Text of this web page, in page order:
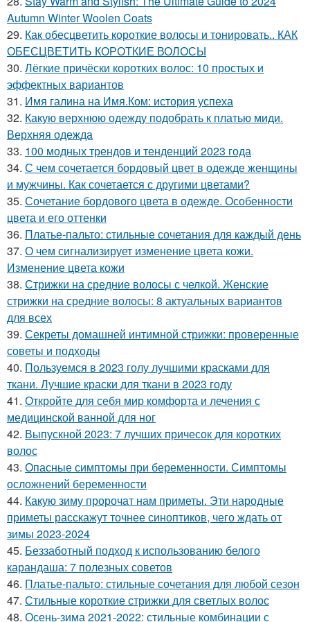
Autumn Winter Woolen Coats
29. Как обесцветить короткие волосы и тонировать.. КАК
ОБЕСЦВЕТИТЬ КОРОТКИЕ ВОЛОСЫ
30. Лёгкие причёски коротких волос: 10 простых и
эффектных вариантов
31. Имя галина на Имя.Ком: история успеха
32. Какую верхнюю одежду подобрать к платью миди.
Верхняя одежда
33. 100 модных трендов и тенденций 2023 года
34. С чем сочетается бордовый цвет в одежде женщины
и мужчины. Как сочетается с другими цветами?
35. Сочетание бордового цвета в одежде. Особенности
цвета и его оттенки
36. Платье-пальто: стильные сочетания для каждый день
37. О чем сигнализирует изменение цвета кожи.
Изменение цвета кожи
38. Стрижки на средние волосы с челкой. Женские
стрижки на средние волосы: 8 актуальных вариантов
для всех
39. Секреты домашней интимной стрижки: проверенные
советы и подходы
40. Пользуемся в 2023 голу лучшими красками для
ткани. Лучшие краски для ткани в 2023 году
41. Откройте для себя мир комфорта и лечения с
медицинской ванной для ног
42. Выпускной 2023: 7 лучших причесок для коротких
волос
43. Опасные симптомы при беременности. Симптомы
осложнений беременности
44. Какую зиму пророчат нам приметы. Эти народные
приметы расскажут точнее синоптиков, чего ждать от
зимы 2023-2024
45. Беззаботный подход к использованию белого
карандаша: 7 полезных советов
46. Платье-пальто: стильные сочетания для любой сезон
47. Стильные короткие стрижки для светлых волос
48. Осень-зима 2021-2022: стильные комбинации с